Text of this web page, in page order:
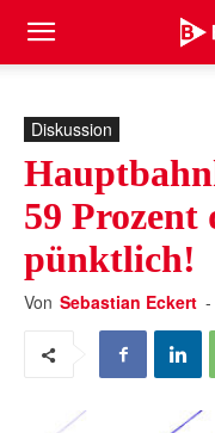
Diskussion
59 Prozent
pünktlich!
Von Sebastian Eckert -